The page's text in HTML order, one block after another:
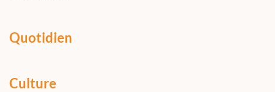
Quotidien
Culture